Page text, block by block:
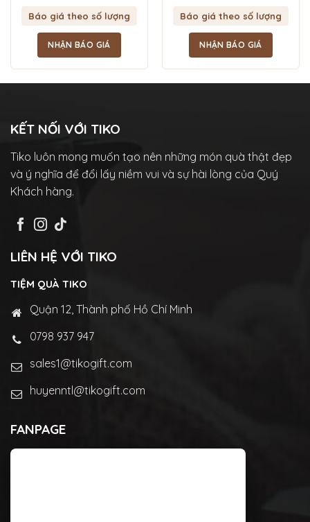
Báo giá theo số lượng
NHẬN BÁO GIÁ
Báo giá theo số lượng
NHẬN BÁO GIÁ
KẾT NỐI VỚI TIKO
Tiko luôn mong muốn tạo nên những món quà thật đẹp
và ý nghĩa để đổi lấy niềm vui và sự hài lòng của Quý
Khách hàng.
LIÊN HỆ VỚI TIKO
TIỆM QUÀ TIKO
Quận 12, Thành phố Hồ Chí Minh
0798 937 947
sales1@tikogift.com
huyenntl@tikogift.com
FANPAGE